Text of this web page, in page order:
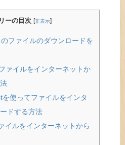
ーの目次 [非表示]
ファイルのダウンロードを
ァイルをインターネットか
使ってファイルをインタ
ドする方法
イルをインターネットから